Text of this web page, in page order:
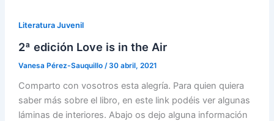
Literatura Juvenil
2ª edición Love is in the Air
Vanesa Pérez-Sauquillo /30 abril, 2021
Comparto con vosotros esta alegría. Para quien quiera
saber más sobre el libro, en este link podéis ver algunas
láminas de interiores. Abajo os dejo alguna información